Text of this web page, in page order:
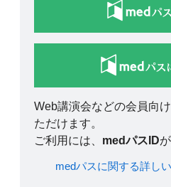
Web講演会などの会員向
ただけます。
ご利用には、 medパスID
medパスに関する詳し